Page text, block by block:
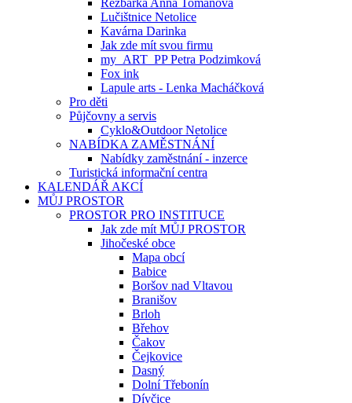
Řezbářka Anna Tomanová
Lučištnice Netolice
Kavárna Darinka
Jak zde mít svou firmu
my_ART_PP Petra Podzimková
Fox ink
Lapule arts - Lenka Macháčková
Pro děti
Půjčovny a servis
Cyklo&Outdoor Netolice
NABÍDKA ZAMĚSTNÁNÍ
Nabídky zaměstnání - inzerce
Turistická informační centra
KALENDÁŘ AKCÍ
MŮJ PROSTOR
PROSTOR PRO INSTITUCE
Jak zde mít MŮJ PROSTOR
Jihočeské obce
Mapa obcí
Babice
Boršov nad Vltavou
Branišov
Brloh
Břehov
Čakov
Čejkovice
Dasný
Dolní Třebonín
Dívčice